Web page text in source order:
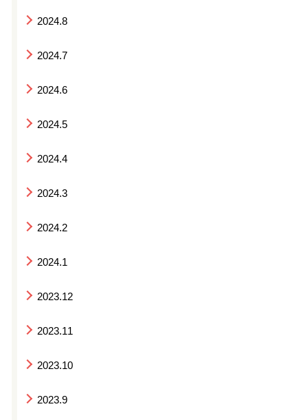
2024.8
2024.7
2024.6
2024.5
2024.4
2024.3
2024.2
2024.1
2023.12
2023.11
2023.10
2023.9